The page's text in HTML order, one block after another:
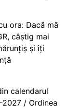
ora: Dacă mă
câștig mai
și îți
calendarul
/ Ordinea